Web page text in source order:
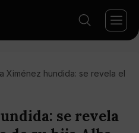
Ximénez hundida: se revela el
se revela